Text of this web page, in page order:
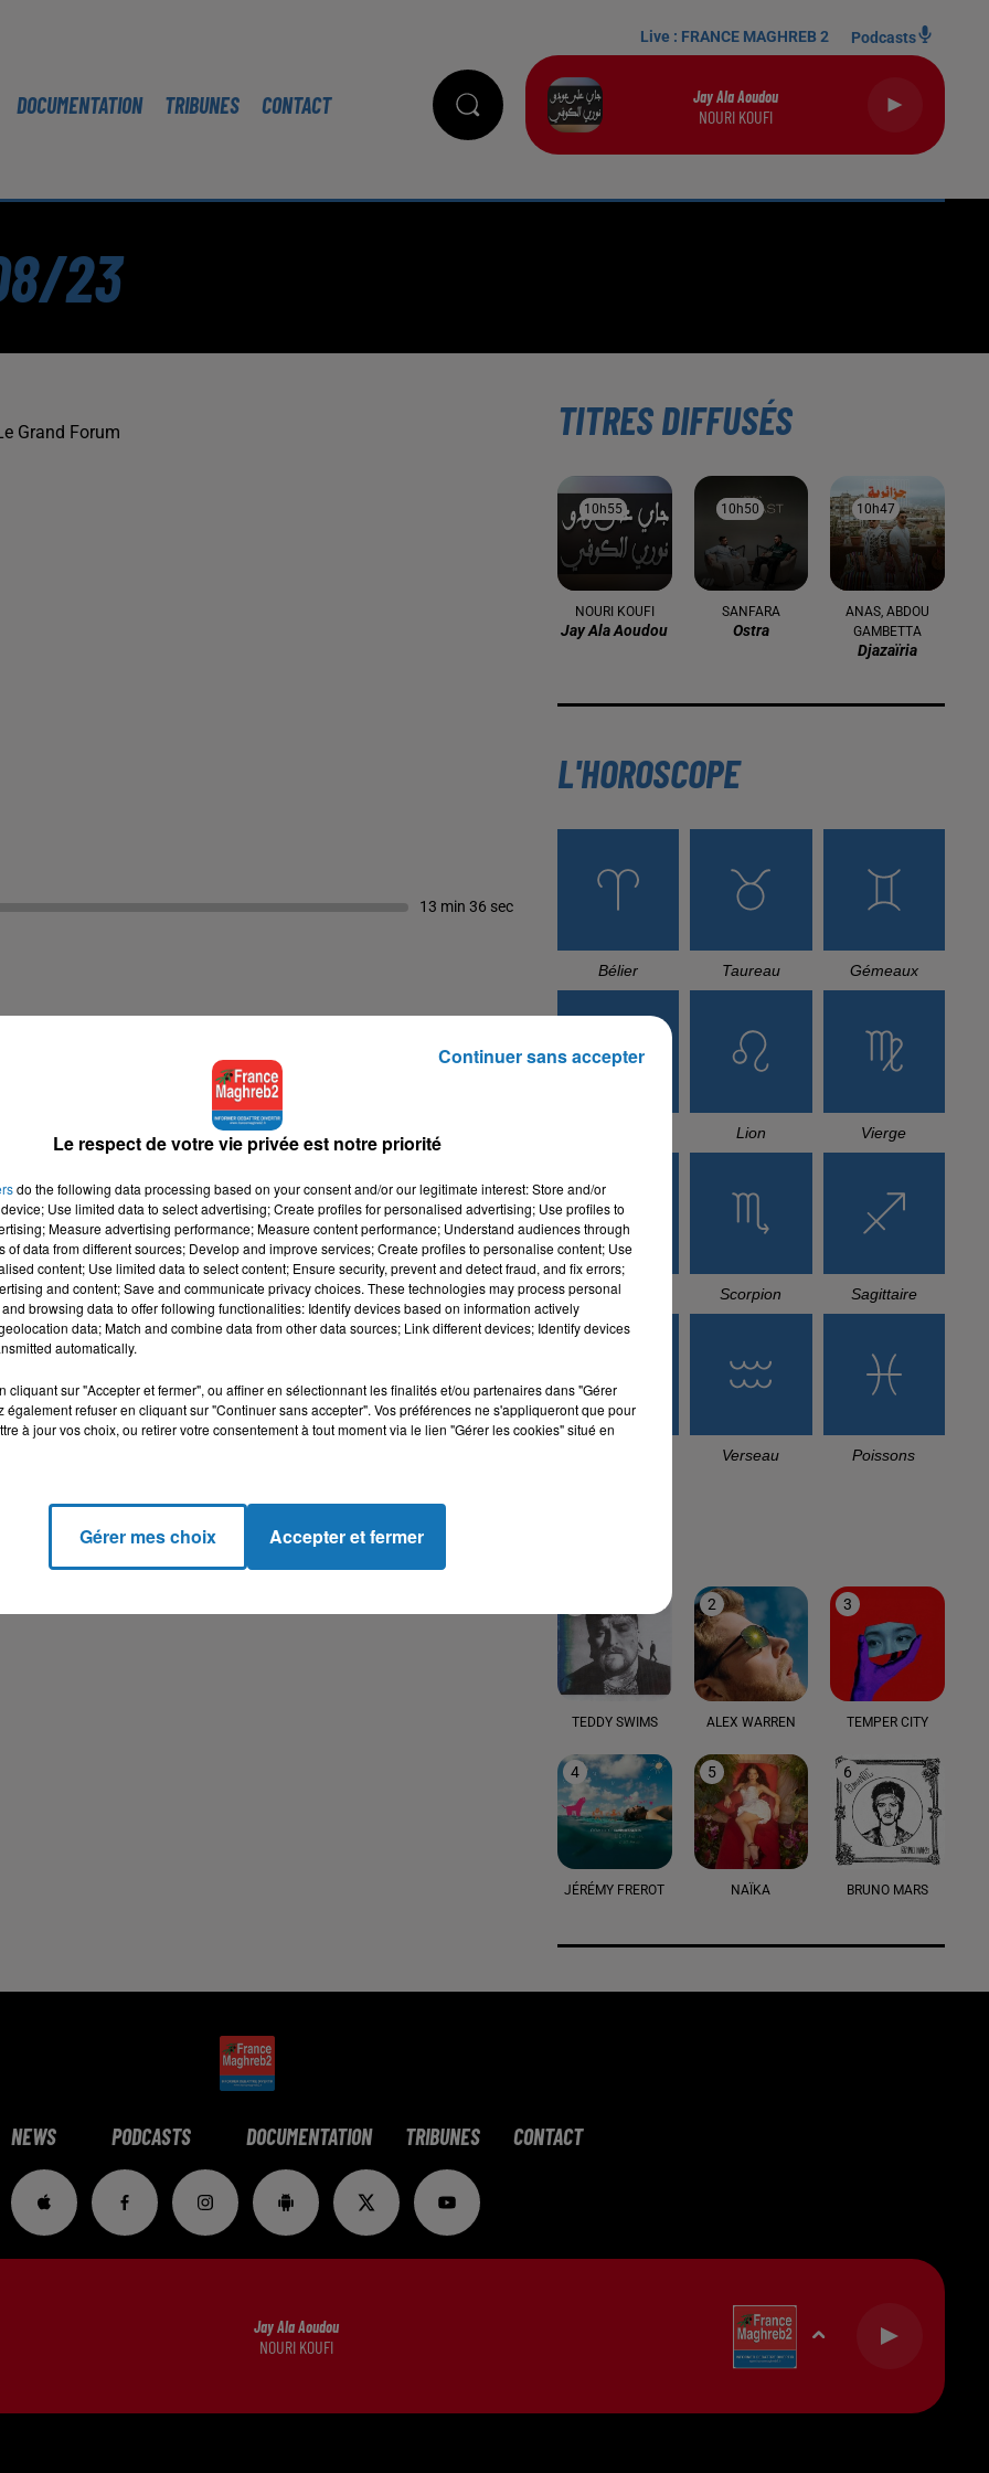
DOCUMENTATION TRIBUNES CONTACT
Live : FRANCE MAGHREB 2 Podcasts
Jay Ala Aoudou
NOURI KOUFI
23
Grand Forum
13 min 36 sec
TITRES DIFFUSÉS
10h55
10h55
NOURI KOUFI
Jay Ala Aoudou
10h50
10h50
SANFARA
Ostra
10h47
10h47
ANAS, ABDOU
GAMBETTA
Djazaïria
L'HOROSCOPE
Bélier Taureau Gémeaux
Lion Vierge
Balance Scorpion Sagittaire
Verseau Poissons
TEDDY SWIMS
2
ALEX WARREN
3
TEMPER CITY
4
JÉRÉMY FREROT
5
NAÏKA
6
BRUNO MARS
NEWS PODCASTS DOCUMENTATION TRIBUNES CONTACT
Jay Ala Aoudou
NOURI KOUFI
Le respect de votre vie privée est notre priorité
do the following data processing based on your consent and/or our legitimate interest: Store and/or
Use limited data to select advertising; Create profiles for personalised advertising; Use profiles to
Measure advertising performance; Measure content performance; Understand audiences through
of data from different sources; Develop and improve services; Create profiles to personalise content; Use
content; Use limited data to select content; Ensure security, prevent and detect fraud, and fix errors;
and content; Save and communicate privacy choices. These technologies may process personal
browsing data to offer following functionalities: Identify devices based on information actively
data; Match and combine data from other data sources; Link different devices; Identify devices
automatically.
cliquant sur "Accepter et fermer", ou affiner en sélectionnant les finalités et/ou partenaires dans "Gérer
également refuser en cliquant sur "Continuer sans accepter". Vos préférences ne s'appliqueront que pour
à jour vos choix, ou retirer votre consentement à tout moment via le lien "Gérer les cookies" situé en
Gérer mes choix Accepter et fermer
Continuer sans accepter